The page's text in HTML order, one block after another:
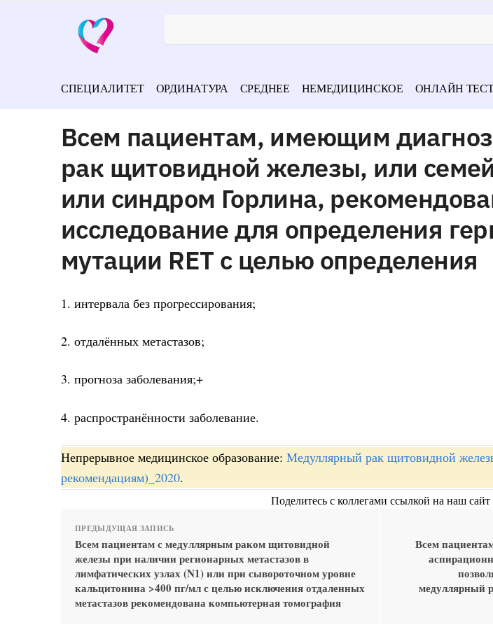
СПЕЦИАЛИТЕТ ОРДИНАТУРА СРЕДНЕЕ НЕМЕДИЦИНСКОЕ ОНЛАЙН
Всем пациентам, имеющим
рак щитовидной железы, или
или синдром Горлина,
исследование для определения
мутации RET с целью определения
1. интервала без прогрессирования;
2. отдалённых метастазов;
3. прогноза заболевания;+
4. распространённости заболевание.
Непрерывное медицинское образование: Медуллярный рак щитовидной
рекомендациям)_2020.
Поделитесь с коллегами ссылкой на наш сайт
ПРЕДЫДУЩАЯ ЗАПИСЬ
Всем пациентам с медуллярным раком щитовидной
железы при наличии регионарных метастазов в
лимфатических узлах (N1) или при сывороточном уровне
кальцитонина >400 пг/мл с целью исключения отдаленных
метастазов рекомендована компьютерная томография
Всем
медуллярный